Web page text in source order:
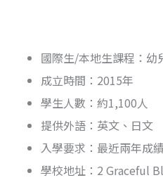
國際生/本地生課程：幼
成立時間：2015年
學生人數：約1,100人
提供外語：英文、日文
入學要求：最近兩年成績
學校地址：2 Graceful